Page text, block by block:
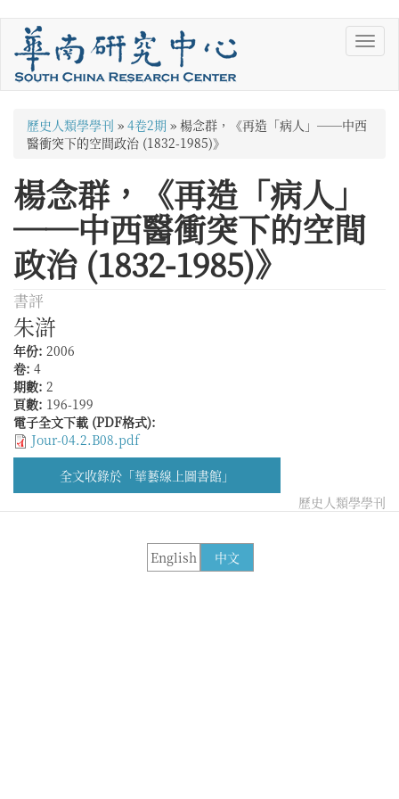
您
在
這
裡
歷史人類學學刊 » 4卷2期 » 楊念群，《再造「病人」──中西
醫衝突下的空間政治 (1832-1985)》
楊念群，《再造「病人」
──中西醫衝突下的空間
政治 (1832-1985)》
書評
朱滸
年份: 2006
卷: 4
期數: 2
頁數: 196-199
電子全文下載 (PDF格式):
Jour-04.2.B08.pdf
全文收錄於「華藝線上圖書館」
歷史人類學學刊
中文
English